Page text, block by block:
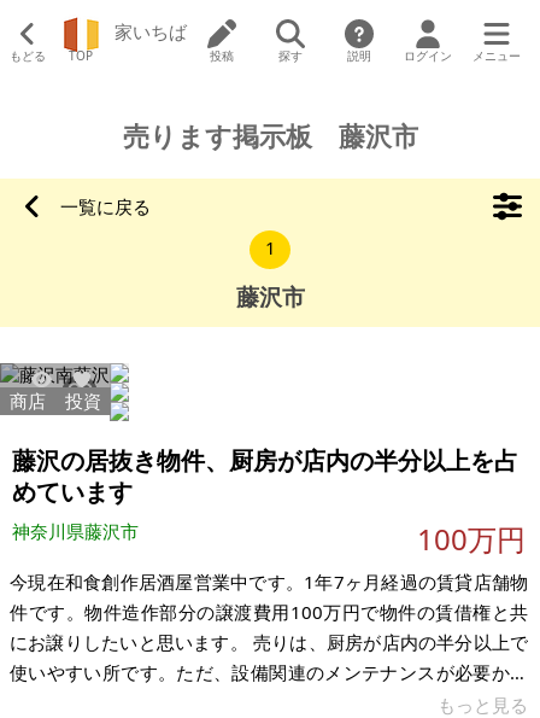
もどる TOP
家いちば
投稿 探す 説明 ログイン メニュー
売ります掲示板 藤沢市
一覧に戻る
1
藤沢市
4002872
商店 投資
藤沢の居抜き物件、厨房が店内の半分以上を占
めています
神奈川県藤沢市 100万円
今現在和食創作居酒屋営業中です。1年7ヶ月経過の賃貸店舗物
件です。物件造作部分の譲渡費用100万円で物件の賃借権と共
にお譲りしたいと思います。 売りは、厨房が店内の半分以上で
使いやすい所です。ただ、設備関連のメンテナンスが必要かと
思います。速めに決めたいので宜しくお願い致します、 契約はもっと見る